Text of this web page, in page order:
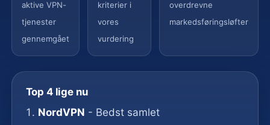
aktive VPN-
tjenester
gennemgået
kriterier i
vores
vurdering
overdrevne
markedsføringsløfter
Top 4 lige nu
NordVPN - Bedst samlet